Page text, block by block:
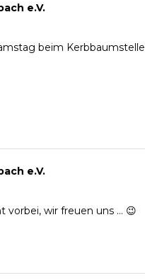
e.V.
beim
e.V.
wir freuen uns … 😉